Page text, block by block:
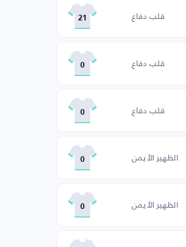
قلب دفاع 21
قلب دفاع 0
قلب دفاع 0
الظهير الأيمن 0
الظهير الأيمن 0